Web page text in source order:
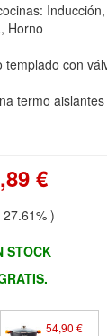
Horno
templado con
termo
€
27.61% )
STOCK
54,90 €